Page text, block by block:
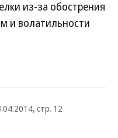
из-за обострения
и волатильности
стр. 12